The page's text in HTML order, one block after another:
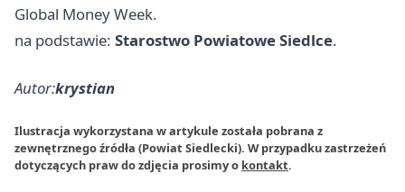
Global Money Week.
na podstawie: Starostwo Powiatowe Siedlce.
Autor:krystian
Ilustracja wykorzystana w artykule została pobrana z
zewnętrznego źródła (Powiat Siedlecki). W przypadku zastrzeżeń
dotyczących praw do zdjęcia prosimy o kontakt.